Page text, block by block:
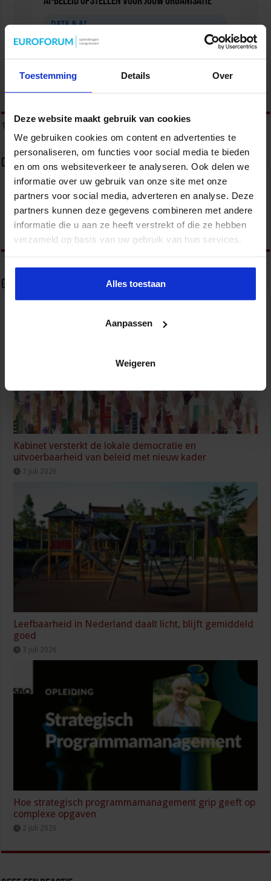
Toestemming Details Over
Deze website maakt gebruik van cookies
We gebruiken cookies om content en advertenties te
personaliseren, om functies voor social media te bieden
en om ons websiteverkeer te analyseren. Ook delen we
informatie over uw gebruik van onze site met onze
partners voor social media, adverteren en analyse. Deze
partners kunnen deze gegevens combineren met andere
informatie die u aan ze heeft verstrekt of die ze hebben
verzameld op basis van uw gebruik van hun services.
Alles toestaan
Aanpassen
Weigeren
DATA & AI
Tags FUNCTIONARIS GEGEVENSBESCHERMING
Over sbo
Het Studiecentrum voor Bedrijf en Overheid (SBO)
organiseert jaarlijks zo’n 200 opleidingen en
congressen over o.a. onderwijs, veiligheid, milieu
& RO, zorg, bouw & infra en overheid.
Gerelateerde Artikelen
Kabinet versterkt de lokale democratie en
uitvoerbaarheid van beleid met nieuw kader
7 juli 2026
Leefbaarheid in Nederland daalt licht, blijft gemiddeld
goed
3 juli 2026
Hoe strategisch programmamanagement grip geeft op
complexe opgaven
2 juli 2026